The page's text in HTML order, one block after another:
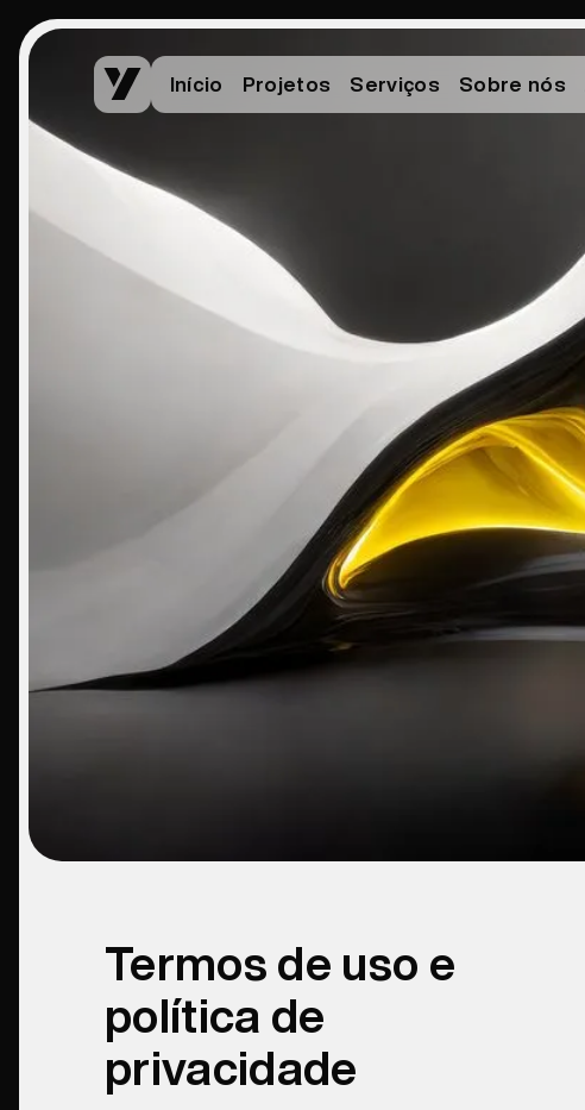
Início Projetos Serviços Sobre nós
Termos de uso e
política de
privacidade